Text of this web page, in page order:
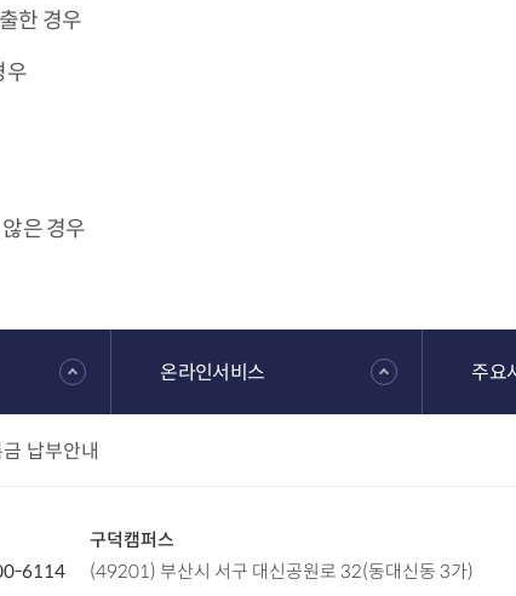
한 경우
우
은 경우
납부안내
온라인서비스 주요
6114
구덕캠퍼스
(49201) 부산시 서구 대신공원로 32(동대신동 3가)